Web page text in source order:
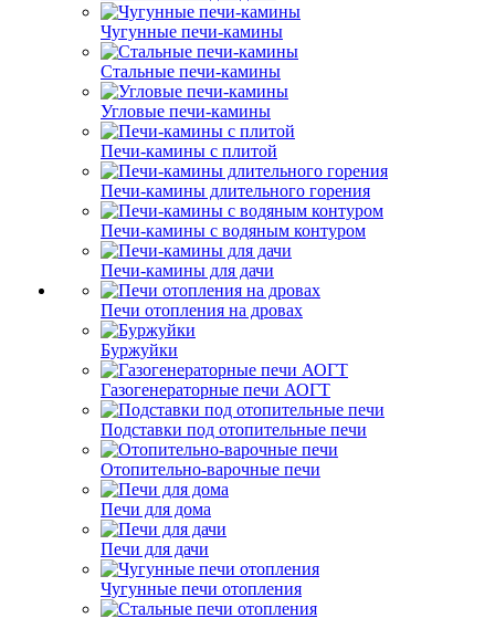
Чугунные печи-камины
Стальные печи-камины
Угловые печи-камины
Печи-камины с плитой
Печи-камины длительного горения
Печи-камины с водяным контуром
Печи-камины для дачи
Печи отопления на дровах
Буржуйки
Газогенераторные печи АОГТ
Подставки под отопительные печи
Отопительно-варочные печи
Печи для дома
Печи для дачи
Чугунные печи отопления